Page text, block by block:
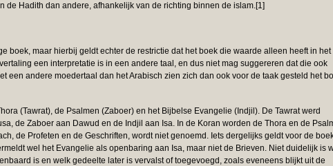
de Hadith dan andere, afhankelijk van de richting binnen de islam.[1]
boek, maar hierbij geldt echter de restrictie dat het boek die waarde alleen heeft in het
een interpretatie is in een andere taal, en dus niet mag suggereren dat die ook
een andere moedertaal dan het Arabisch zien zich dan ook voor de taak gesteld het
(Tawrat), de Psalmen (Zaboer) en het Bijbelse Evangelie (Indjil). De Tawrat werd
de Zaboer aan Dawud en de Indjil aan Isa. In de Koran worden de Thora en de
de Profeten en de Geschriften, wordt niet genoemd. Iets dergelijks geldt voor de
wel het Evangelie als openbaring aan Isa, maar niet de Brieven. Niet duidelijk is
is en welk gedeelte later is vervalst of toegevoegd, zoals eveneens blijkt uit de